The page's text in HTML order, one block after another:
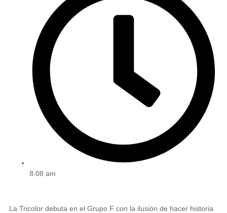
8:08 am
La Tricolor debuta en el Grupo F con la ilusión de hacer historia